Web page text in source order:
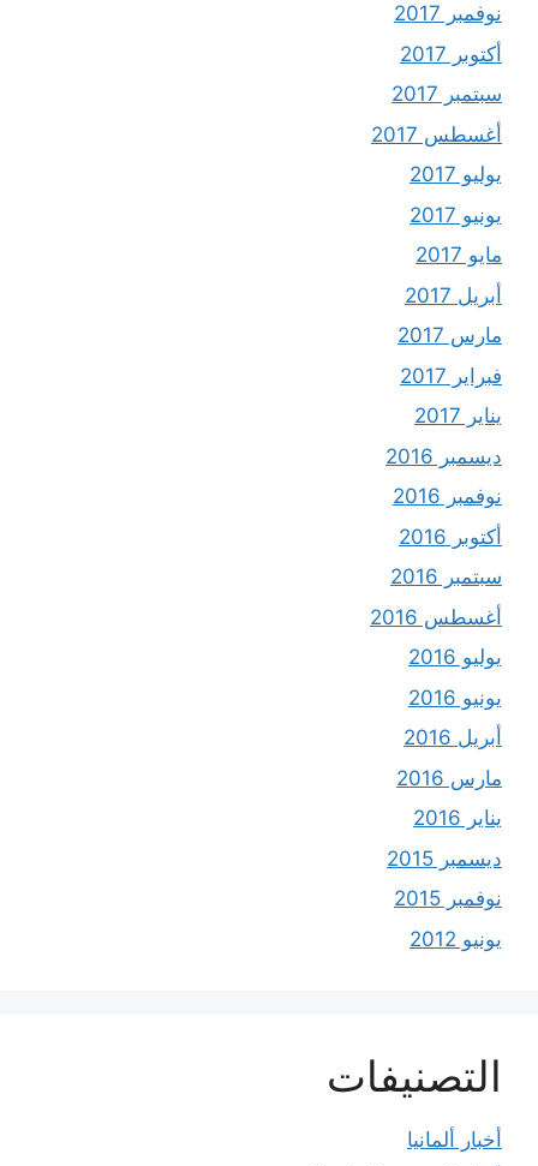
نوفمبر 2017
أكتوبر 2017
سبتمبر 2017
أغسطس 2017
يوليو 2017
يونيو 2017
مايو 2017
أبريل 2017
مارس 2017
فبراير 2017
يناير 2017
ديسمبر 2016
نوفمبر 2016
أكتوبر 2016
سبتمبر 2016
أغسطس 2016
يوليو 2016
يونيو 2016
أبريل 2016
مارس 2016
يناير 2016
ديسمبر 2015
نوفمبر 2015
يونيو 2012
التصنيفات
أخبار ألمانيا